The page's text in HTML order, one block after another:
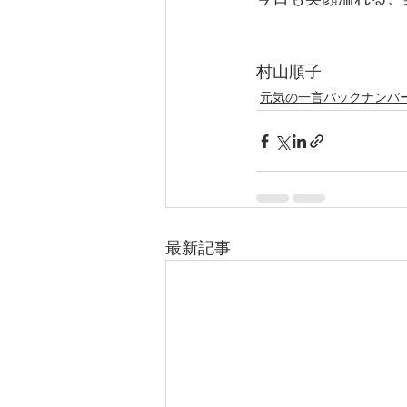
村山順子
元気の一言バックナンバ
最新記事